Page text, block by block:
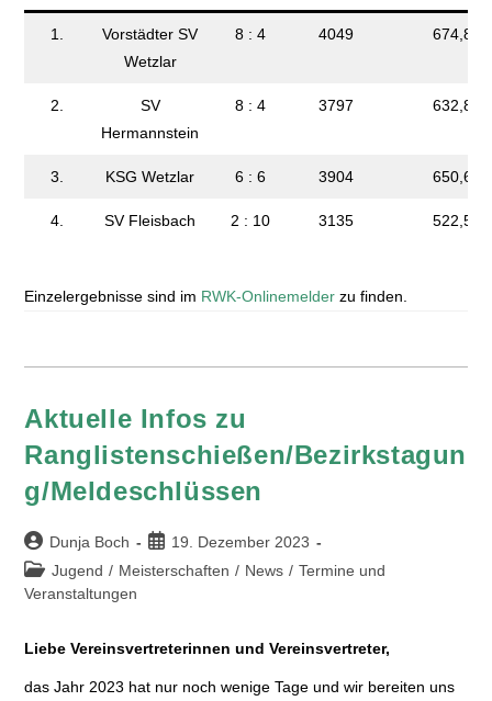
1.
Vorstädter SV
Wetzlar
8 : 4 4049 674,83
2.
SV
Hermannstein
8 : 4 3797 632,83
3. KSG Wetzlar 6 : 6 3904 650,67
4. SV Fleisbach 2 : 10 3135 522,50
Einzelergebnisse sind im RWK-Onlinemelder zu finden.
Aktuelle Infos zu
Ranglistenschießen/Bezirkstagun
g/Meldeschlüssen
Dunja Boch
19. Dezember 2023
Jugend / Meisterschaften / News / Termine und
Veranstaltungen
Liebe Vereinsvertreterinnen und Vereinsvertreter,
das Jahr 2023 hat nur noch wenige Tage und wir bereiten uns